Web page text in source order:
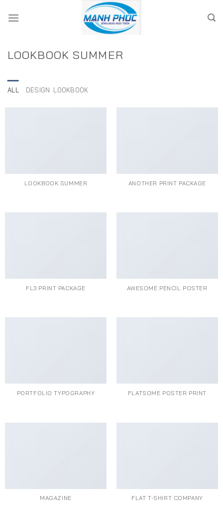
LOOKBOOK SUMMER
ALL DESIGN LOOKBOOK
LOOKBOOK SUMMER ANOTHER PRINT PACKAGE
FL3 PRINT PACKAGE AWESOME PENCIL POSTER
PORTFOLIO TYPOGRAPHY FLATSOME POSTER PRINT
MAGAZINE FLAT T-SHIRT COMPANY